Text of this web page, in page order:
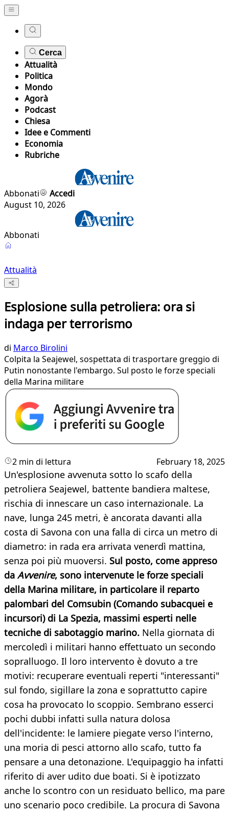
Cerca
Attualità
Politica
Mondo
Agorà
Podcast
Chiesa
Idee e Commenti
Economia
Rubriche
Abbonati
Accedi
August 10, 2026
Abbonati
Attualità
Esplosione sulla petroliera: ora si
indaga per terrorismo
di Marco Birolini
Colpita la Seajewel, sospettata di trasportare greggio di
Putin nonostante l'embargo. Sul posto le forze speciali
della Marina militare
2 min di lettura February 18, 2025
Un'esplosione avvenuta sotto lo scafo della
petroliera Seajewel, battente bandiera maltese,
rischia di innescare un caso internazionale. La
nave, lunga 245 metri, è ancorata davanti alla
costa di Savona con una falla di circa un metro di
diametro: in rada era arrivata venerdì mattina,
senza poi più muoversi. Sul posto, come appreso
da Avvenire, sono intervenute le forze speciali
della Marina militare, in particolare il reparto
palombari del Comsubin (Comando subacquei e
incursori) di La Spezia, massimi esperti nelle
tecniche di sabotaggio marino. Nella giornata di
mercoledì i militari hanno effettuato un secondo
sopralluogo. Il loro intervento è dovuto a tre
motivi: recuperare eventuali reperti "interessanti"
sul fondo, sigillare la zona e soprattutto capire
cosa ha provocato lo scoppio. Sembrano esserci
pochi dubbi infatti sulla natura dolosa
dell'incidente: le lamiere piegate verso l'interno,
una moria di pesci attorno allo scafo, tutto fa
pensare a una detonazione. L'equipaggio ha infatti
riferito di aver udito due boati. Si è ipotizzato
anche lo scontro con un residuato bellico, ma pare
uno scenario poco credibile. La procura di Savona